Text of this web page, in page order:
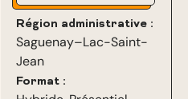
Région administrative :
Saguenay–Lac-Saint-
Jean
Format :